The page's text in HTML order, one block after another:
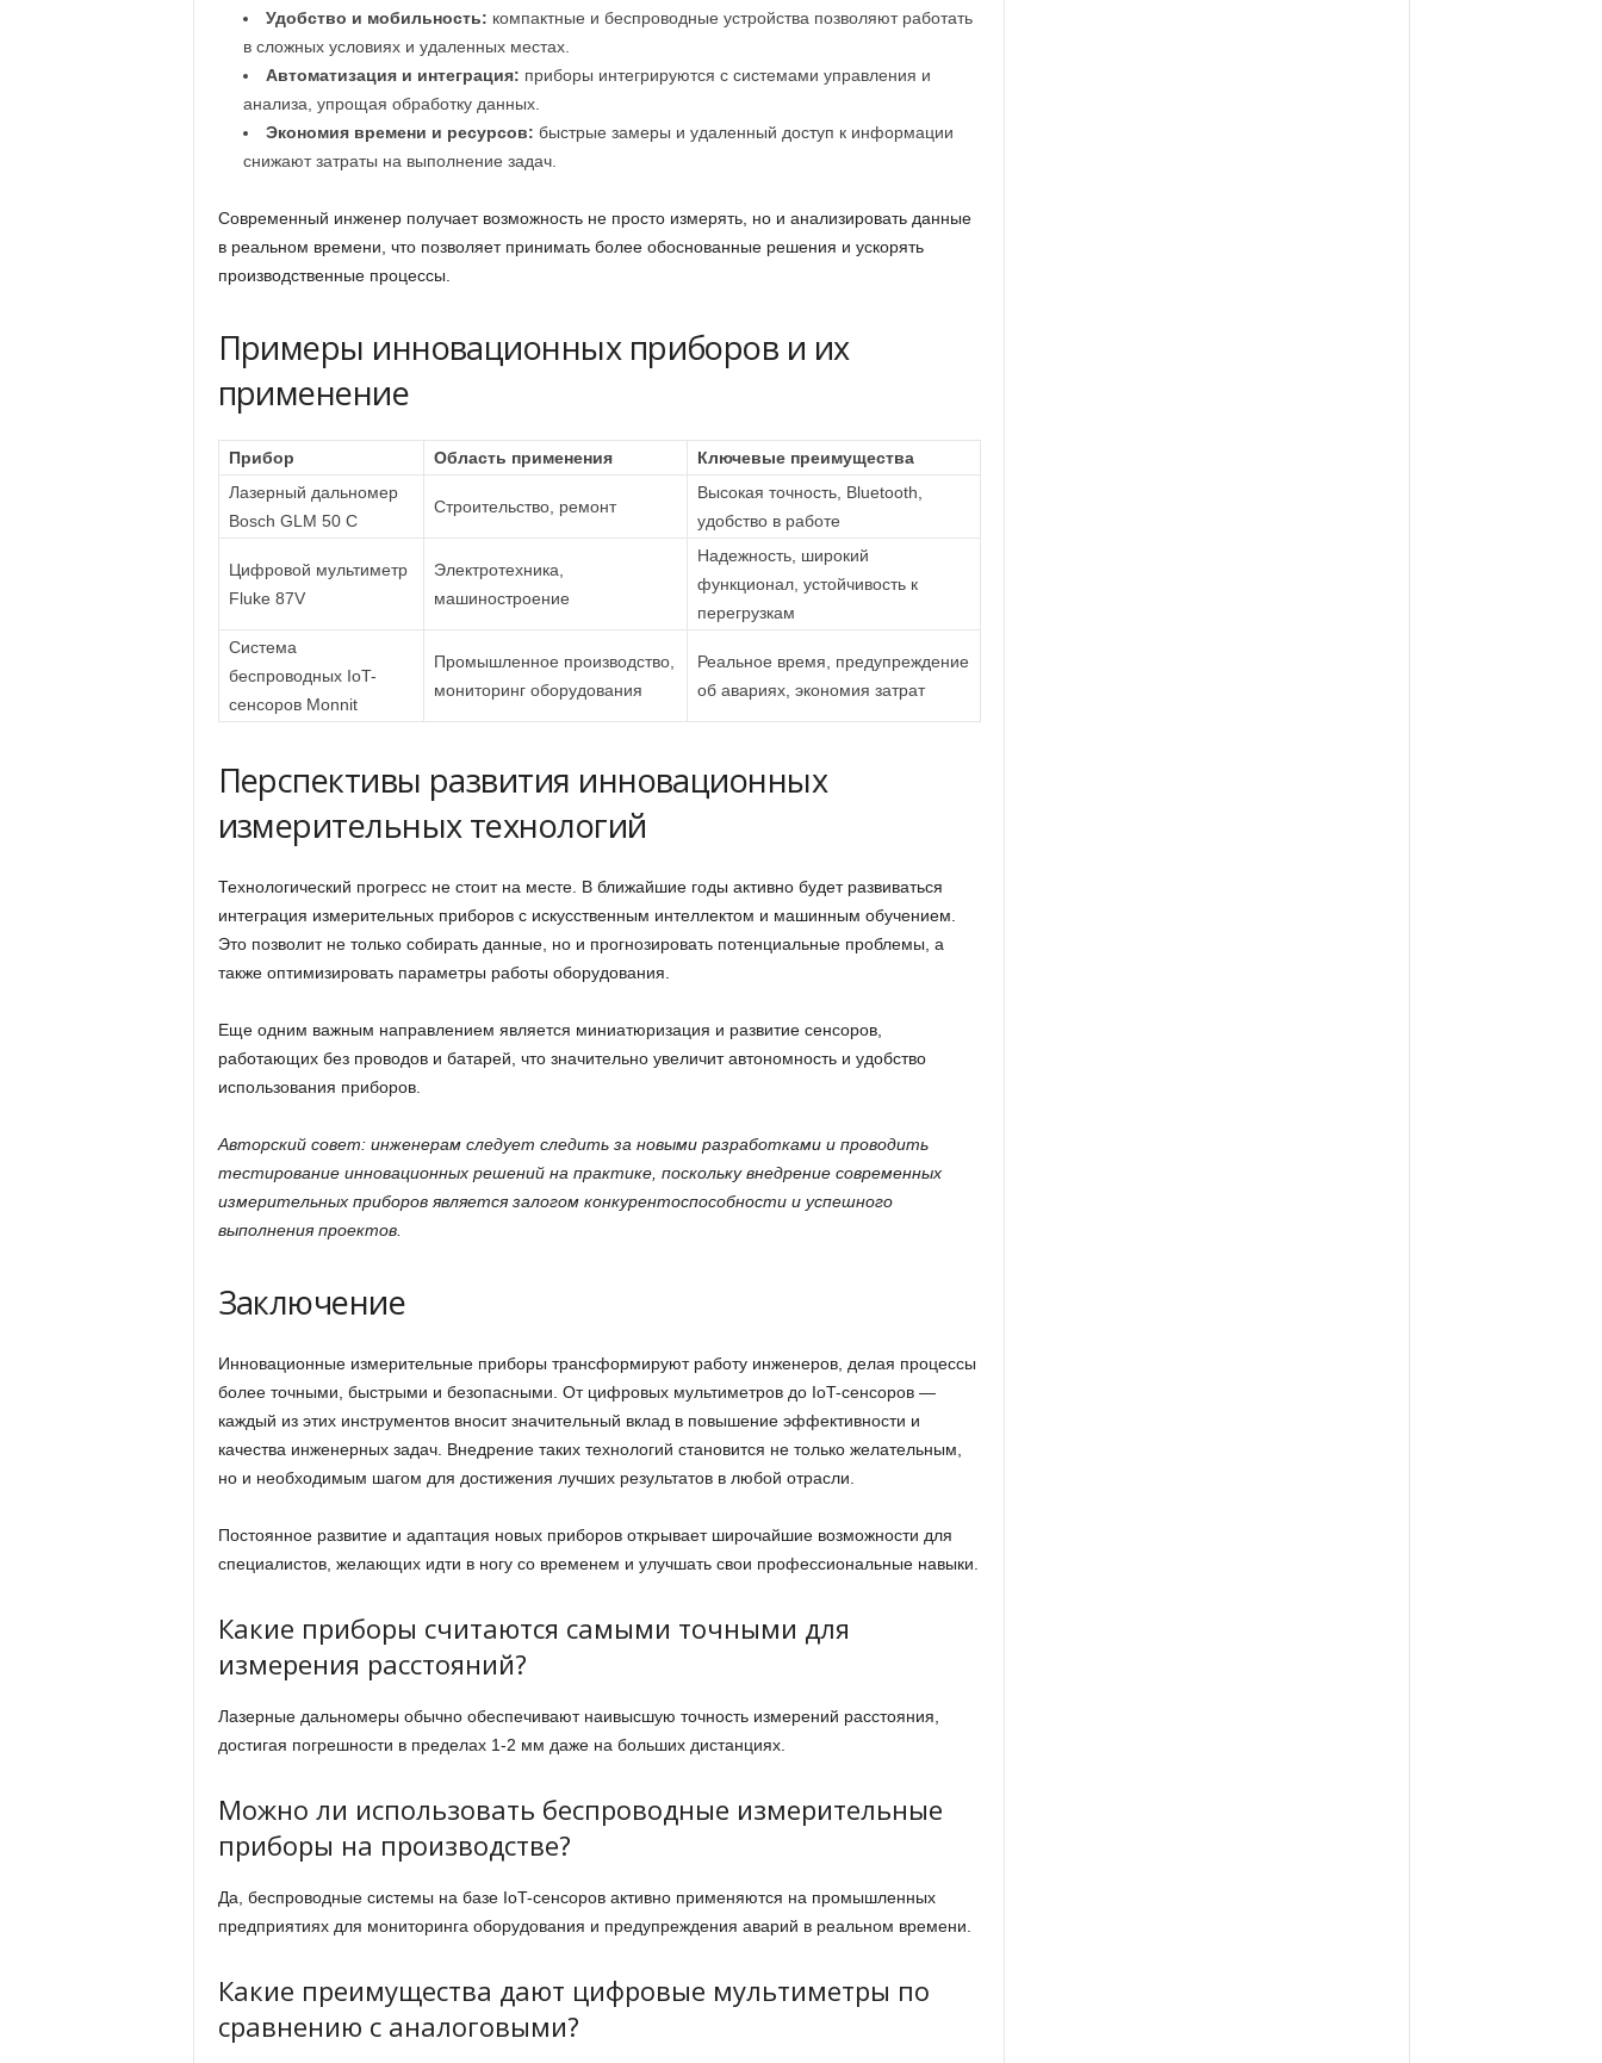
Удобство и мобильность: компактные и беспроводные устройства позволяют работать
в сложных условиях и удаленных местах.
Автоматизация и интеграция: приборы интегрируются с системами управления и
анализа, упрощая обработку данных.
Экономия времени и ресурсов: быстрые замеры и удаленный доступ к информации
снижают затраты на выполнение задач.
Современный инженер получает возможность не просто измерять, но и анализировать данные
в реальном времени, что позволяет принимать более обоснованные решения и ускорять
производственные процессы.
Примеры инновационных приборов и их
применение
Прибор Область применения
Ключевые преимущества
Лазерный дальномер
Bosch GLM 50 C
Строительство, ремонт
Высокая точность, Bluetooth,
удобство в работе
Цифровой мультиметр
Fluke 87V
Электротехника,
машиностроение
Надежность, широкий
функционал, устойчивость к
перегрузкам
Система
беспроводных IoT-
сенсоров Monnit
Промышленное производство,
мониторинг оборудования
Реальное время, предупреждение
об авариях, экономия затрат
Перспективы развития инновационных
измерительных технологий
Технологический прогресс не стоит на месте. В ближайшие годы активно будет развиваться
интеграция измерительных приборов с искусственным интеллектом и машинным обучением.
Это позволит не только собирать данные, но и прогнозировать потенциальные проблемы, а
также оптимизировать параметры работы оборудования.
Еще одним важным направлением является миниатюризация и развитие сенсоров,
работающих без проводов и батарей, что значительно увеличит автономность и удобство
использования приборов.
Авторский совет: инженерам следует следить за новыми разработками и проводить
тестирование инновационных решений на практике, поскольку внедрение современных
измерительных приборов является залогом конкурентоспособности и успешного
выполнения проектов.
Заключение
Инновационные измерительные приборы трансформируют работу инженеров, делая процессы
более точными, быстрыми и безопасными. От цифровых мультиметров до IoT-сенсоров —
каждый из этих инструментов вносит значительный вклад в повышение эффективности и
качества инженерных задач. Внедрение таких технологий становится не только желательным,
но и необходимым шагом для достижения лучших результатов в любой отрасли.
Постоянное развитие и адаптация новых приборов открывает широчайшие возможности для
специалистов, желающих идти в ногу со временем и улучшать свои профессиональные навыки.
Какие приборы считаются самыми точными для
измерения расстояний?
Лазерные дальномеры обычно обеспечивают наивысшую точность измерений расстояния,
достигая погрешности в пределах 1-2 мм даже на больших дистанциях.
Можно ли использовать беспроводные измерительные
приборы на производстве?
Да, беспроводные системы на базе IoT-сенсоров активно применяются на промышленных
предприятиях для мониторинга оборудования и предупреждения аварий в реальном времени.
Какие преимущества дают цифровые мультиметры по
сравнению с аналоговыми?